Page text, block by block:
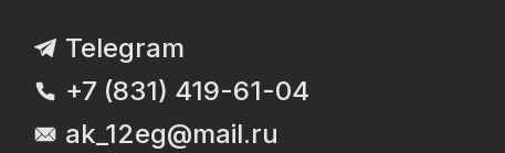
Telegram
+7 (831) 419-61-04
ak_12eg@mail.ru